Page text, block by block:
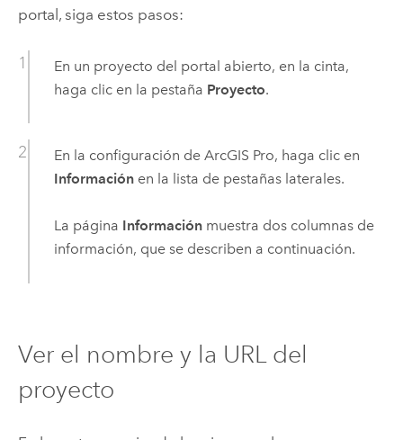
portal, siga estos pasos:
En un proyecto del portal abierto, en la cinta,
haga clic en la pestaña Proyecto.
En la configuración de ArcGIS Pro, haga clic en
Informaciónen la lista de pestañas laterales.
La página Informaciónmuestra dos columnas de
información, que se describen a continuación.
Ver el nombre y la URL del
proyecto